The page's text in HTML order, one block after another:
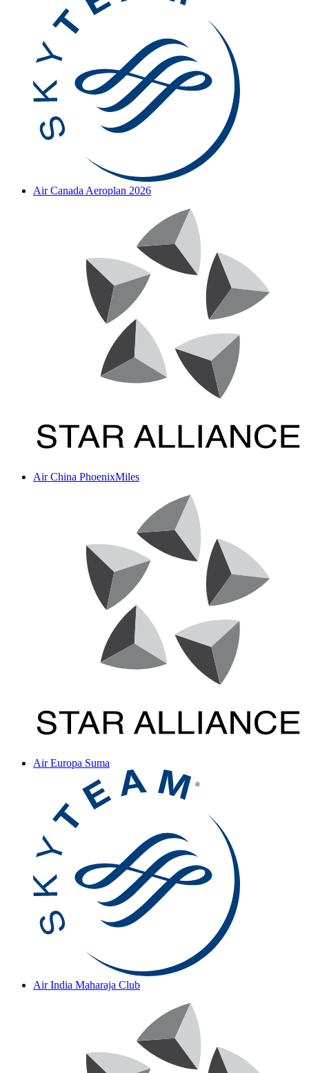
Air Canada Aeroplan 2026
Air China PhoenixMiles
Air Europa Suma
Air India Maharaja Club